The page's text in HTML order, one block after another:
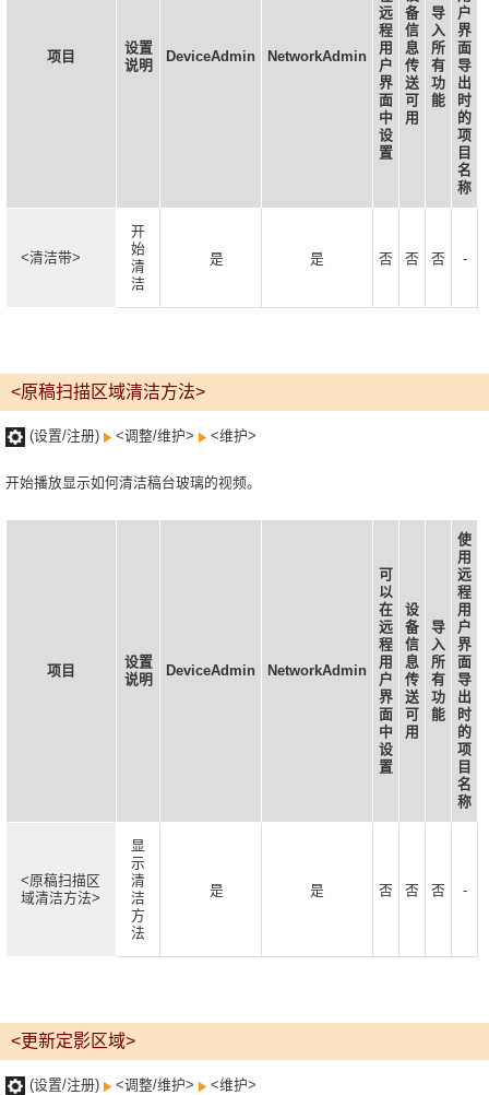
项目
设置
说明
DeviceAdmin NetworkAdmin
远
程
用
户
界
面
中
设
置
备
信
息
传
送
可
用
导
入
所
有
功
能
户
界
面
导
出
时
的
项
目
名
称
<清洁带>
开
始
清
洁
是 是 否 否 否 -
<原稿扫描区域清洁方法>
(设置/注册) <调整/维护> <维护>
开始播放显示如何清洁稿台玻璃的视频。
项目
设置
说明
DeviceAdmin NetworkAdmin
可
以
在
远
程
用
户
界
面
中
设
置
设
备
信
息
传
送
可
用
导
入
所
有
功
能
使
用
远
程
用
户
界
面
导
出
时
的
项
目
名
称
<原稿扫描区
域清洁方法>
显
示
清
洁
方
法
是 是 否 否 否 -
<更新定影区域>
(设置/注册) <调整/维护> <维护>